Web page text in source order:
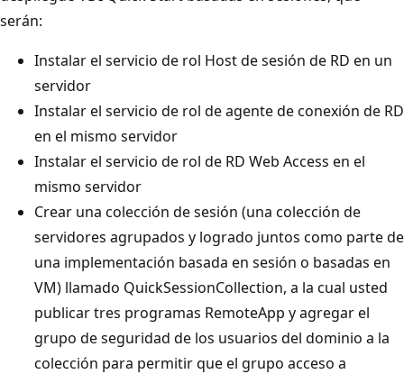
serán:
Instalar el servicio de rol Host de sesión de RD en un
servidor
Instalar el servicio de rol de agente de conexión de RD
en el mismo servidor
Instalar el servicio de rol de RD Web Access en el
mismo servidor
Crear una colección de sesión (una colección de
servidores agrupados y logrado juntos como parte de
una implementación basada en sesión o basadas en
VM) llamado QuickSessionCollection, a la cual usted
publicar tres programas RemoteApp y agregar el
grupo de seguridad de los usuarios del dominio a la
colección para permitir que el grupo acceso a